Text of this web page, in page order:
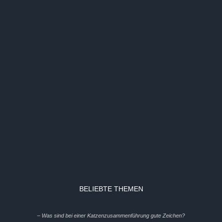
BELIEBTE THEMEN
– Was sind bei einer Katzenzusammenführung gute Zeichen?